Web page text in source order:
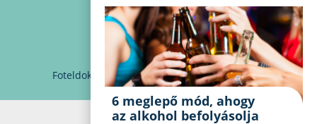
PARTNEREINK
KAPCSOLAT
Foteldoki info@foteldoki.hu Süti beállítások
6 meglepő mód, ahogy
az alkohol befolyásolja